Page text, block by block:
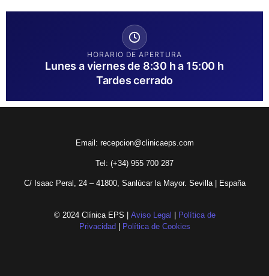
HORARIO DE APERTURA
Lunes a viernes de 8:30 h a 15:00 h
Tardes cerrado
Email: recepcion@clinicaeps.com
Tel: (+34) 955 700 287
C/ Isaac Peral, 24 – 41800, Sanlúcar la Mayor. Sevilla | España
© 2024 Clínica EPS | Aviso Legal
Política de
Privacidad
Política de Cookies